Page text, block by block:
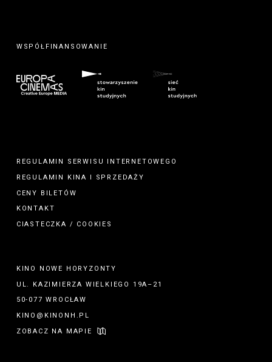
WSPÓŁFINANSOWANIE
REGULAMIN SERWISU INTERNETOWEGO
REGULAMIN KINA I
SPRZEDAŻY
CENY BILETÓW
KONTAKT
CIASTECZKA / COOKIES
KINO NOWE HORYZONTY
UL. KAZIMIERZA WIELKIEGO 19A–21
50-077 WROCŁAW
KINO@KINONH.PL
ZOBACZ NA MAPIE